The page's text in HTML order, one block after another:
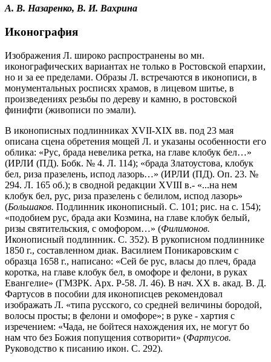
А. В. Назаренко, В. И. Вахрина
Иконография
Изображения Л. широко распространены во мн.
иконографических вариантах не только в Ростовской епархии,
но и за ее пределами. Образы Л. встречаются в иконописи, в
монументальных росписях храмов, в лицевом шитье, в
произведениях резьбы по дереву и камню, в ростовской
финифти (живописи по эмали).
В иконописных подлинниках XVII-XIX вв. под 23 мая
описана сцена обретения мощей Л. и указаны особенности его
облика: «Рус, брада невелика ретка, на главе клобук бел…»
(ИРЛИ (ПД). Бобк. № 4. Л. 114); «брада Златоустова, клобук
бел, риза празелень, испод лазорь…» (ИРЛИ (ПД). Оп. 23. №
294. Л. 165 об.); в сводной редакции XVIII в.- «...на нем
клобук бел, рус, риза празелень с белилом, испод лазорь»
(Большаков. Подлинник иконописный. С. 101; рис. на с. 154);
«подобием рус, брада аки Козмина, на главе клобук белый,
ризы святительския, с омофором…» (Филимонов.
Иконописный подлинник. С. 352). В рукописном подлиннике
1850 г., составленном диак. Василием Поникаровским с
образца 1658 г., написано: «Сей бе рус, власы до плеч, брада
коротка, на главе клобук бел, в омофоре и фелони, в руках
Евангелие» (ГМЗРК. Арх. Р-58. Л. 46). В нач. XX в. акад. В. Д.
Фартусов в пособии для иконописцев рекомендовал
изображать Л. «типа русского, со средней величины бородой,
волосы просты; в фелони и омофоре»; в руке - хартия с
изречением: «Чада, не бойтеся нахождения их, не могут бо
нам что без Божия попущения сотворити» (Фартусов.
Руководство к писанию икон. С. 292).